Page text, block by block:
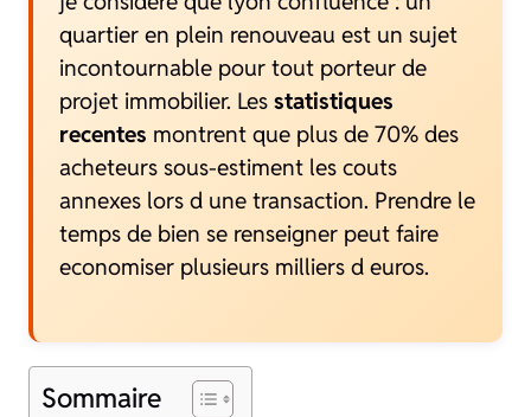
quartier en plein renouveau est un sujet
incontournable pour tout porteur de
projet immobilier. Les statistiques
recentes montrent que plus de 70% des
acheteurs sous-estiment les couts
annexes lors d une transaction. Prendre le
temps de bien se renseigner peut faire
economiser plusieurs milliers d euros.
Sommaire